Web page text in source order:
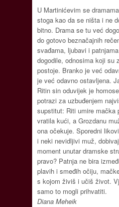
U Martinićevim se
stoga kao da se ništa i ne
bitno. Drama se tu već
do gotovo beznačajnih
svađama, ljubavi i
dogodile, odnosima koji su
postoje. Branko je već
je već odavno ostavljena.
Ritin sin oduvijek je
potrazi za uzbuđenjem
supstitut: Riti umire mačka
vratila kući, a Grozdanu
ona očekuje. Sporedni
i neki nevidljivi muž,
moment unutar dramske
pravo? Patnja ne bira
plavih i smeđih očiju,
s kojom živiš i učiš život.
samo to mogli prihvatiti.
Diana Meheik